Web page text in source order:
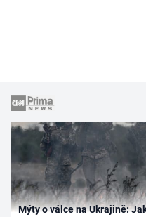
Mýty o válce na Ukrajině: